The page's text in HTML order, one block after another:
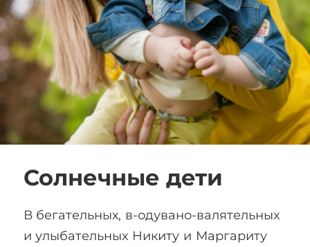
Солнечные дети
В бегательных, в-одувано-валятельных
и улыбательных Никиту и Маргариту